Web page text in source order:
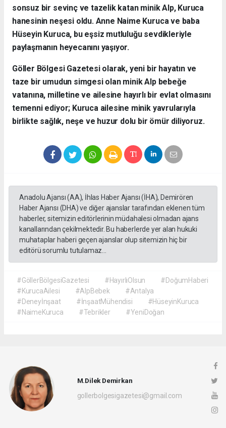
sonsuz bir sevinç ve tazelik katan minik Alp, Kuruca
hanesinin neşesi oldu. Anne Naime Kuruca ve baba
Hüseyin Kuruca, bu eşsiz mutluluğu sevdikleriyle
paylaşmanın heyecanını yaşıyor.
​Göller Bölgesi Gazetesi olarak, yeni bir hayatın ve
taze bir umudun simgesi olan minik Alp bebeğe
vatanına, milletine ve ailesine hayırlı bir evlat olmasını
temenni ediyor; Kuruca ailesine minik yavrularıyla
birlikte sağlık, neşe ve huzur dolu bir ömür diliyoruz.
Anadolu Ajansı (AA), İhlas Haber Ajansı (İHA), Demirören
Haber Ajansı (DHA) ve diğer ajanslar tarafından eklenen tüm
haberler, sitemizin editörlerinin müdahalesi olmadan ajans
kanallarından çekilmektedir. Bu haberlerde yer alan hukuki
muhataplar haberi geçen ajanslar olup sitemizin hiç bir
editörü sorumlu tutulamaz...
#GöllerBölgesiGazetesi #HayırlıOlsun
#DoğumHaberi
#KurucaAilesi
#AlpBebek
#Antalya
#Deneyİnşaat
#İnşaatMühendisi
#HüseyinKuruca
#NaimeKuruca
#Tebrikler #YeniDoğan
M.Dilek Demirkan
gollerbolgesigazetesi@gmail.com